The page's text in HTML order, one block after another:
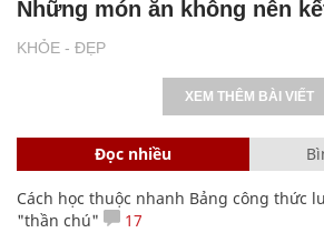
KHỎE - ĐẸP
Những món ăn không nên
XEM THÊM BÀI VIẾT
Đọc nhiều
Cách học thuộc nhanh Bảng công thức
"thần chú"
17